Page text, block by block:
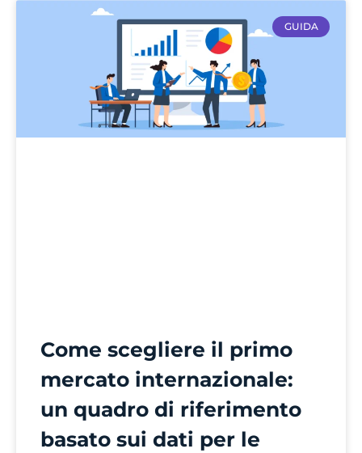
GUIDA
Come scegliere il primo
mercato internazionale:
un quadro di riferimento
basato sui dati per le